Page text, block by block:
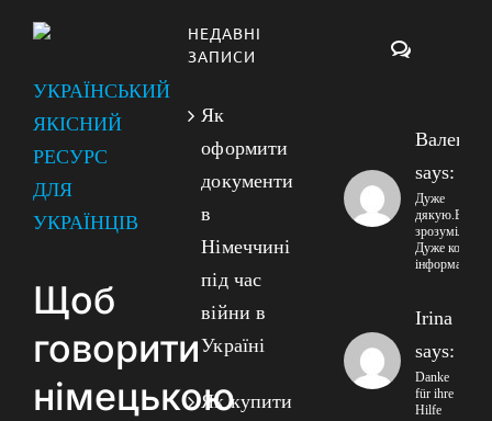
УКРАЇНСЬКИЙ
ЯКІСНИЙ
РЕСУРС
ДЛЯ
УКРАЇНЦІВ
Щоб
говорити
німецькою
НЕДАВНІ
ЗАПИСИ
Як
оформити
документи
в
Німеччині
під час
війни в
Україні
Як купити
says:
Дуже
дякую.Все
зрозуміло!!
Дуже корисна
інформація!
Irina
says:
Danke
für ihre
Hilfe